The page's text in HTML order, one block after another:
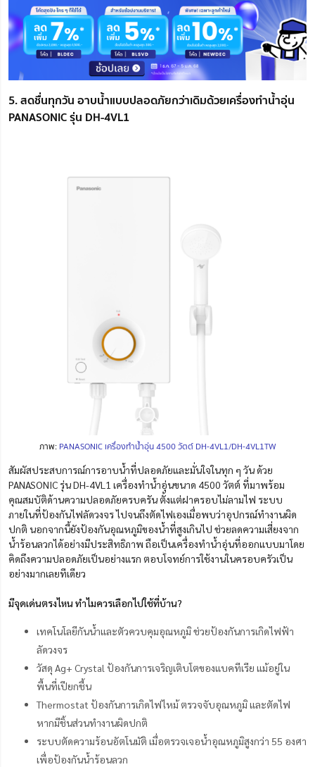
5. สดชื่นทุกวัน อาบน้ำแบบปลอดภัยกว่าเดิมด้วยเครื่องทำน้ำอุ่น
PANASONIC รุ่น DH-4VL1
ภาพ: PANASONIC เครื่องทำน้ำอุ่น 4500 วัตต์ DH-4VL1/DH-4VL1TW
สัมผัสประสบการณ์การอาบน้ำที่ปลอดภัยและมั่นใจในทุก ๆ วัน ด้วย
PANASONIC รุ่น DH-4VL1 เครื่องทำน้ำอุ่นขนาด 4500 วัตต์ ที่มาพร้อม
คุณสมบัติด้านความปลอดภัยครบครัน ตั้งแต่ฝาครอบไม่ลามไฟ ระบบ
ภายในที่ป้องกันไฟลัดวงจร ไปจนถึงตัดไฟเองเมื่อพบว่าอุปกรณ์ทำงานผิด
ปกติ นอกจากนี้ยังป้องกันอุณหภูมิของน้ำที่สูงเกินไป ช่วยลดความเสี่ยงจาก
น้ำร้อนลวกได้อย่างมีประสิทธิภาพ ถือเป็นเครื่องทำน้ำอุ่นที่ออกแบบมาโดย
คิดถึงความปลอดภัยเป็นอย่างแรก ตอบโจทย์การใช้งานในครอบครัวเป็น
อย่างมากเลยทีเดียว
มีจุดเด่นตรงไหน ทำไมควรเลือกไปใช้ที่บ้าน?
เทคโนโลยีกันน้ำและตัวควบคุมอุณหภูมิ ช่วยป้องกันการเกิดไฟฟ้า
ลัดวงจร
วัสดุ Ag+ Crystal ป้องกันการเจริญเติบโตของแบคทีเรีย แม้อยู่ใน
พื้นที่เปียกชื้น
Thermostat ป้องกันการเกิดไฟไหม้ ตรวจจับอุณหภูมิ และตัดไฟ
หากมีชิ้นส่วนทำงานผิดปกติ
ระบบตัดความร้อนอัตโนมัติ เมื่อตรวจเจอน้ำอุณหภูมิสูงกว่า 55 องศา
เพื่อป้องกันน้ำร้อนลวก